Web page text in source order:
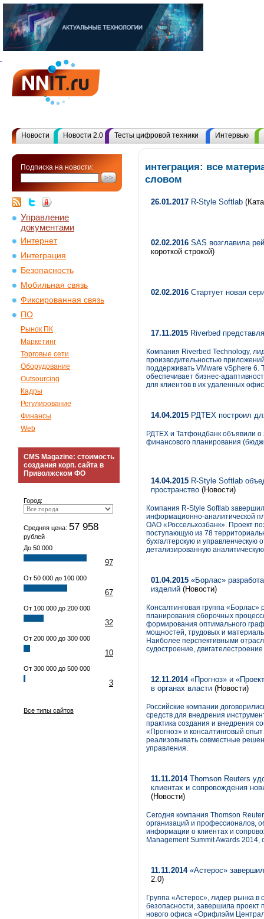
Новости Новости 2.0 Тесты цифровой техники Интервью
Подписка на новости:
Управление
документами
Интернет
Интеграция
Безопасность
Мобильная связь
Фиксированная связь
ПО
Рынок ПК
Маркетинг
Торговые сети
Оборудование
Outsourcing
Кадры
Регулирование
Финансы
Web
CMS Magazine: стоимость
создания корп. сайта в
Приволжском ФО
Город:
Средняя цена: 57 958
рублей
До 50 000
97
От 50 000 до 100 000
67
От 100 000 до 200 000
32
От 200 000 до 300 000
10
От 300 000 до 500 000
3
Все типы сайтов
интеграция: все
словом
26.01.2017 R-Style Softlab
02.02.2016 SAS возглавила
короткой строкой)
02.02.2016 Стартует новая
17.11.2015 Riverbed
Компания Riverbed Technology,
производительностью
поддерживать VMware vSphere 6.
обеспечивает бизнес-
для клиентов в их удаленных
14.04.2015 РДТЕХ построил
РДТЕХ и Татфондбанк объявили о
финансового планирования
14.04.2015 R-Style Softlab
пространство (Новости)
Компания R-Style Softlab
информационно-аналитической
ОАО «Россельхозбанк». Проект
поступающую из 78
бухгалтерскую и
детализированную
01.04.2015 «Борлас»
изделий (Новости)
Консалтинговая группа
планирования сборочных
формирования оптимального
мощностей, трудовых и
Наиболее перспективными
судостроение,
12.11.2014«Прогноз» и
в органах власти (Новости)
Российские компании
средств для внедрения
практика создания и внедрения
«Прогноз» и консалтинговый
реализовывать совместные
управления.
11.11.2014Thomson Reuters
клиентах и сопровождения
(Новости)
Сегодня компания Thomson
организаций и профессионалов,
информации о клиентах и
Management Summit Awards 2014,
11.11.2014«Астерос»
2.0)
Группа «Астерос», лидер рынка в
безопасности, завершила проект
нового офиса «Орифлэйм